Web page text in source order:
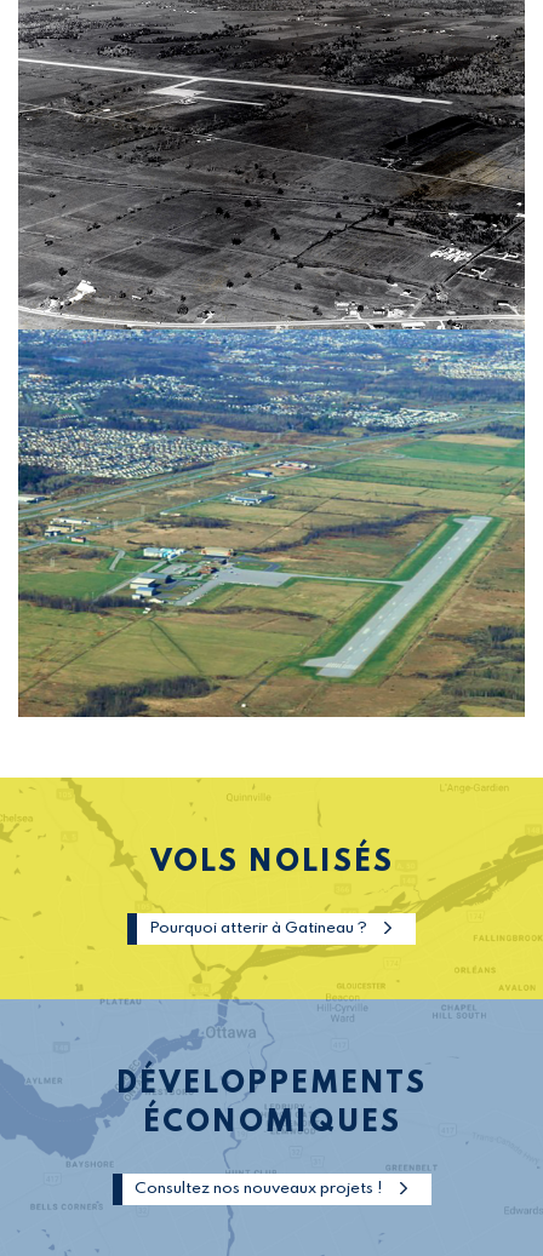
VOLS NOLISÉS
Pourquoi atterir à Gatineau ?
DÉVELOPPEMENTS
ÉCONOMIQUES
Consultez nos nouveaux projets !